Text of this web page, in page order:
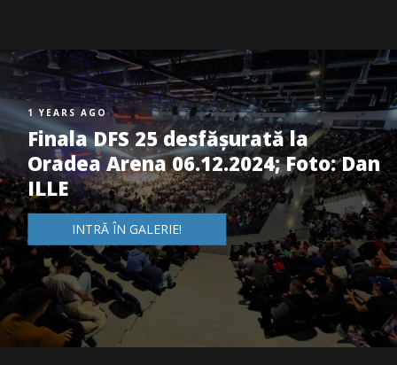
1 YEARS AGO
Finala DFS 25 desfășurată la
Oradea Arena 06.12.2024; Foto: Dan
ILLE
INTRĂ ÎN GALERIE!